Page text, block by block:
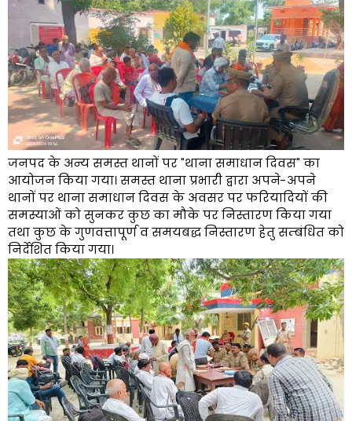
जनपद के अन्य समस्त थानों पर "थाना समाधान दिवस" का
आयोजन किया गया। समस्त थाना प्रभारी द्वारा अपने-अपने
थानों पर थाना समाधान दिवस के अवसर पर फरियादियों की
समस्याओं को सुनकर कुछ का मौके पर निस्तारण किया गया
तथा कुछ के गुणवत्तापूर्ण व समयबद्ध निस्तारण हेतु सम्बंधित को
निर्देशित किया गया।